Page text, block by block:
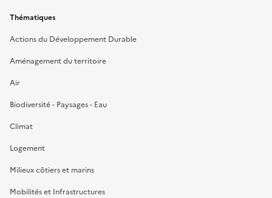
Thématiques
Actions du Développement Durable
Aménagement du territoire
Air
Biodiversité - Paysages - Eau
Climat
Logement
Milieux côtiers et marins
Mobilités et Infrastructures